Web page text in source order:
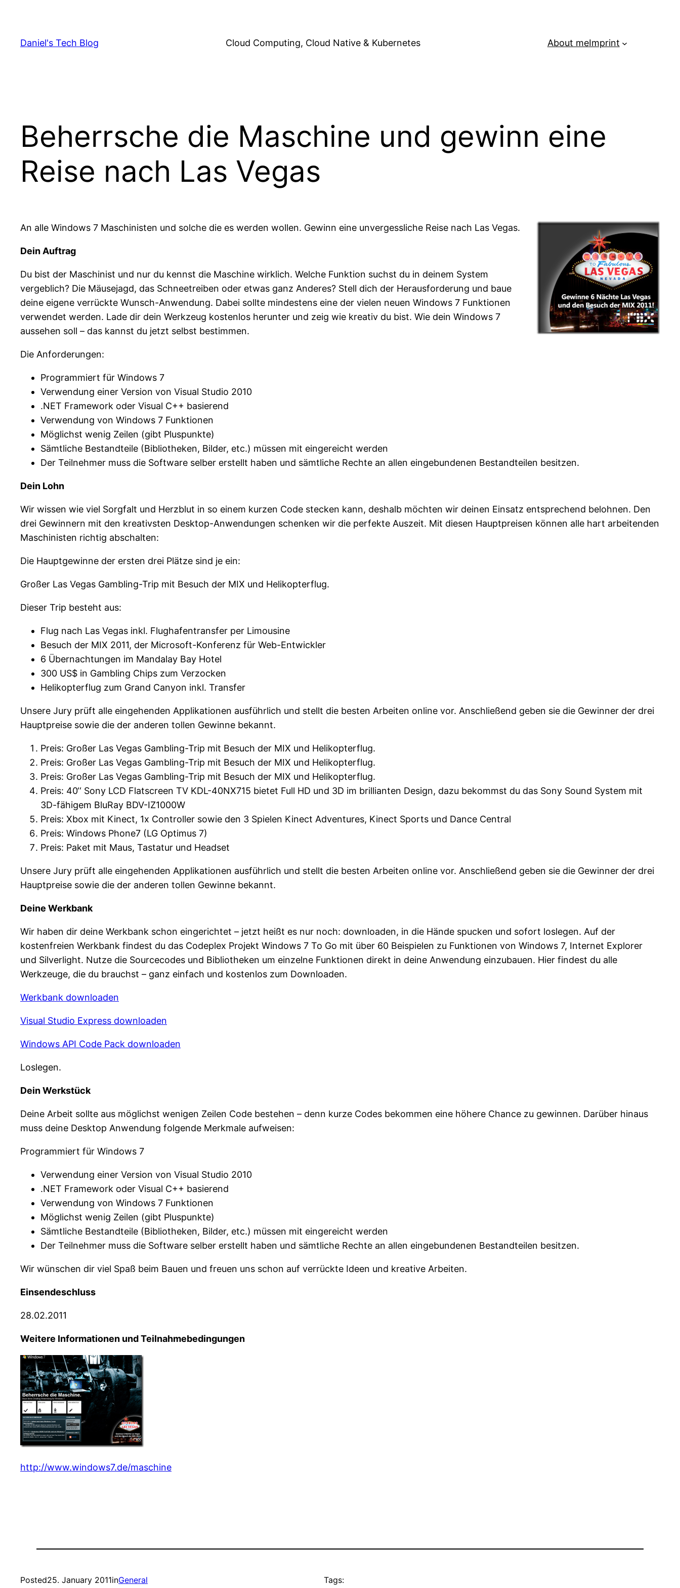
content
Daniel's Tech Blog Cloud Computing, Cloud Native & Kubernetes About meImprint
Beherrsche die Maschine und gewinn eine
Reise nach Las Vegas
An alle Windows 7 Maschinisten und solche die es werden wollen. Gewinn eine unvergessliche Reise nach Las Vegas.
Dein Auftrag
Du bist der Maschinist und nur du kennst die Maschine wirklich. Welche Funktion suchst du in deinem System
vergeblich? Die Mäusejagd, das Schneetreiben oder etwas ganz Anderes? Stell dich der Herausforderung und baue
deine eigene verrückte Wunsch-Anwendung. Dabei sollte mindestens eine der vielen neuen Windows 7 Funktionen
verwendet werden. Lade dir dein Werkzeug kostenlos herunter und zeig wie kreativ du bist. Wie dein Windows 7
aussehen soll – das kannst du jetzt selbst bestimmen.
Die Anforderungen:
Programmiert für Windows 7
Verwendung einer Version von Visual Studio 2010
.NET Framework oder Visual C++ basierend
Verwendung von Windows 7 Funktionen
Möglichst wenig Zeilen (gibt Pluspunkte)
Sämtliche Bestandteile (Bibliotheken, Bilder, etc.) müssen mit eingereicht werden
Der Teilnehmer muss die Software selber erstellt haben und sämtliche Rechte an allen eingebundenen Bestandteilen besitzen.
Dein Lohn
Wir wissen wie viel Sorgfalt und Herzblut in so einem kurzen Code stecken kann, deshalb möchten wir deinen Einsatz entsprechend belohnen. Den
drei Gewinnern mit den kreativsten Desktop-Anwendungen schenken wir die perfekte Auszeit. Mit diesen Hauptpreisen können alle hart arbeitenden
Maschinisten richtig abschalten:
Die Hauptgewinne der ersten drei Plätze sind je ein:
Großer Las Vegas Gambling-Trip mit Besuch der MIX und Helikopterflug.
Dieser Trip besteht aus:
Flug nach Las Vegas inkl. Flughafentransfer per Limousine
Besuch der MIX 2011, der Microsoft-Konferenz für Web-Entwickler
6 Übernachtungen im Mandalay Bay Hotel
300 US$ in Gambling Chips zum Verzocken
Helikopterflug zum Grand Canyon inkl. Transfer
Unsere Jury prüft alle eingehenden Applikationen ausführlich und stellt die besten Arbeiten online vor. Anschließend geben sie die Gewinner der drei
Hauptpreise sowie die der anderen tollen Gewinne bekannt.
Preis: Großer Las Vegas Gambling-Trip mit Besuch der MIX und Helikopterflug.
Preis: Großer Las Vegas Gambling-Trip mit Besuch der MIX und Helikopterflug.
Preis: Großer Las Vegas Gambling-Trip mit Besuch der MIX und Helikopterflug.
Preis: 40‘‘ Sony LCD Flatscreen TV KDL-40NX715 bietet Full HD und 3D im brillianten Design, dazu bekommst du das Sony Sound System mit
3D-fähigem BluRay BDV-IZ1000W
Preis: Xbox mit Kinect, 1x Controller sowie den 3 Spielen Kinect Adventures, Kinect Sports und Dance Central
Preis: Windows Phone7 (LG Optimus 7)
Preis: Paket mit Maus, Tastatur und Headset
Unsere Jury prüft alle eingehenden Applikationen ausführlich und stellt die besten Arbeiten online vor. Anschließend geben sie die Gewinner der drei
Hauptpreise sowie die der anderen tollen Gewinne bekannt.
Deine Werkbank
Wir haben dir deine Werkbank schon eingerichtet – jetzt heißt es nur noch: downloaden, in die Hände spucken und sofort loslegen. Auf der
kostenfreien Werkbank findest du das Codeplex Projekt Windows 7 To Go mit über 60 Beispielen zu Funktionen von Windows 7, Internet Explorer
und Silverlight. Nutze die Sourcecodes und Bibliotheken um einzelne Funktionen direkt in deine Anwendung einzubauen. Hier findest du alle
Werkzeuge, die du brauchst – ganz einfach und kostenlos zum Downloaden.
Werkbank downloaden
Visual Studio Express downloaden
Windows API Code Pack downloaden
Loslegen.
Dein Werkstück
Deine Arbeit sollte aus möglichst wenigen Zeilen Code bestehen – denn kurze Codes bekommen eine höhere Chance zu gewinnen. Darüber hinaus
muss deine Desktop Anwendung folgende Merkmale aufweisen:
Programmiert für Windows 7
Verwendung einer Version von Visual Studio 2010
.NET Framework oder Visual C++ basierend
Verwendung von Windows 7 Funktionen
Möglichst wenig Zeilen (gibt Pluspunkte)
Sämtliche Bestandteile (Bibliotheken, Bilder, etc.) müssen mit eingereicht werden
Der Teilnehmer muss die Software selber erstellt haben und sämtliche Rechte an allen eingebundenen Bestandteilen besitzen.
Wir wünschen dir viel Spaß beim Bauen und freuen uns schon auf verrückte Ideen und kreative Arbeiten.
Einsendeschluss
28.02.2011
Weitere Informationen und Teilnahmebedingungen
http://www.windows7.de/maschine
Posted25. January 2011inGeneral Tags: